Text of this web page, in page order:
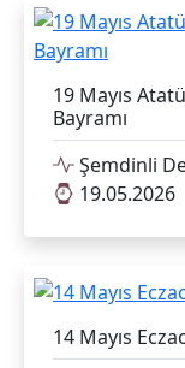
19 Mayıs
Bayramı
Şemdinli
19.05.2026
14 Mayıs